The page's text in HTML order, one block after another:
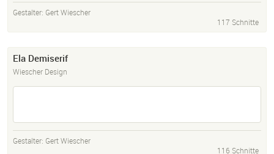
Gestalter: Gert Wiescher
117 Schnitte
Ela Demiserif
Wiescher Design
Gestalter: Gert Wiescher
116 Schnitte